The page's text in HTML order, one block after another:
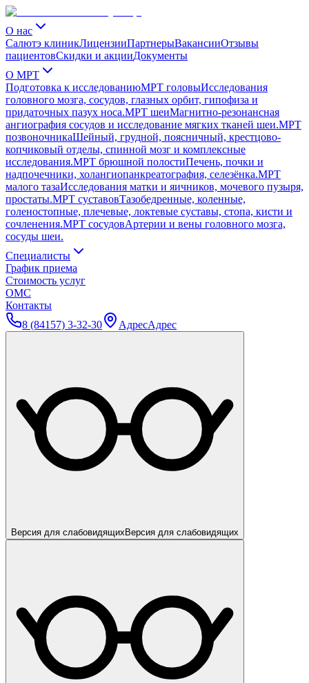
О нас
Салютэ клиникЛицензииПартнерыВакансииОтзывы
пациентовСкидки и акцииДокументы
О МРТ
Подготовка к исследованиюМРТ головыИсследования
головного мозга, сосудов, глазных орбит, гипофиза и
придаточных пазух носа.МРТ шеиМагнитно-резонансная
ангиография сосудов и исследование мягких тканей шеи.МРТ
позвоночникаШейный, грудной, поясничный, крестцово-
копчиковый отделы, спинной мозг и комплексные
исследования.МРТ брюшной полостиПечень, почки и
надпочечники, холангиопанкреатография, селезёнка.МРТ
малого тазаИсследования матки и яичников, мочевого пузыря,
простаты.МРТ суставовТазобедренные, коленные,
голеностопные, плечевые, локтевые суставы, стопа, кисти и
сочленения.МРТ сосудовАртерии и вены головного мозга,
сосуды шеи.
Специалисты
График приема
Стоимость услуг
ОМС
Контакты
8 (84157) 3-32-30
АдресАдрес
Версия для слабовидящих Версия для слабовидящих